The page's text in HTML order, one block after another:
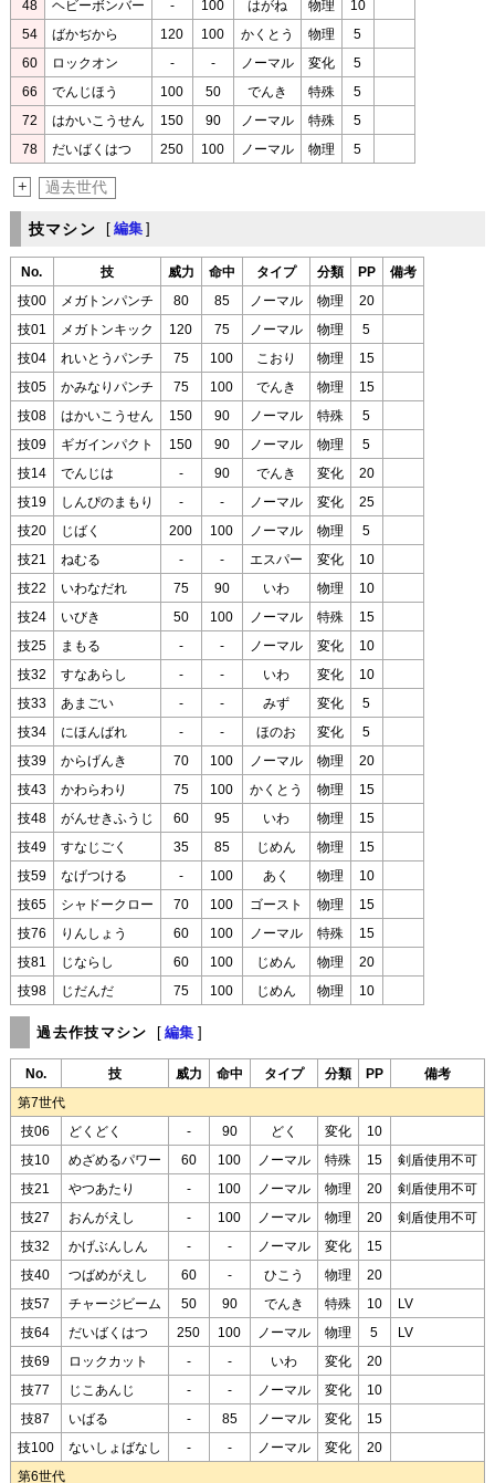
48 ヘビーボンバー - 100 はがね 物理 10
54 ばかぢから 120 100 かくとう 物理 5
60 ロックオン - - ノーマル 変化 5
66 でんじほう 100 50 でんき 特殊 5
72 はかいこうせん 150 90 ノーマル 特殊 5
78 だいばくはつ 250 100 ノーマル 物理 5
+ 過去世代
技マシン [ 編集 ]
No. 技 威力 命中 タイプ 分類 PP 備考
技00 メガトンパンチ 80 85 ノーマル 物理 20
技01 メガトンキック 120 75 ノーマル 物理 5
技04 れいとうパンチ 75 100 こおり 物理 15
技05 かみなりパンチ 75 100 でんき 物理 15
技08 はかいこうせん 150 90 ノーマル 特殊 5
技09 ギガインパクト 150 90 ノーマル 物理 5
技14 でんじは - 90 でんき 変化 20
技19 しんぴのまもり - - ノーマル 変化 25
技20 じばく 200 100 ノーマル 物理 5
技21 ねむる - - エスパー 変化 10
技22 いわなだれ 75 90 いわ 物理 10
技24 いびき 50 100 ノーマル 特殊 15
技25 まもる - - ノーマル 変化 10
技32 すなあらし - - いわ 変化 10
技33 あまごい - - みず 変化 5
技34 にほんばれ - - ほのお 変化 5
技39 からげんき 70 100 ノーマル 物理 20
技43 かわらわり 75 100 かくとう 物理 15
技48 がんせきふうじ 60 95 いわ 物理 15
技49 すなじごく 35 85 じめん 物理 15
技59 なげつける - 100 あく 物理 10
技65 シャドークロー 70 100 ゴースト 物理 15
技76 りんしょう 60 100 ノーマル 特殊 15
技81 じならし 60 100 じめん 物理 20
技98 じだんだ 75 100 じめん 物理 10
過去作技マシン [ 編集 ]
No. 技 威力 命中 タイプ 分類 PP 備考
第7世代
技06 どくどく - 90 どく 変化 10
技10 めざめるパワー 60 100 ノーマル 特殊 15 剣盾使用不可
技21 やつあたり - 100 ノーマル 物理 20 剣盾使用不可
技27 おんがえし - 100 ノーマル 物理 20 剣盾使用不可
技32 かげぶんしん - - ノーマル 変化 15
技40 つばめがえし 60 - ひこう 物理 20
技57 チャージビーム 50 90 でんき 特殊 10 LV
技64 だいばくはつ 250 100 ノーマル 物理 5 LV
技69 ロックカット - - いわ 変化 20
技77 じこあんじ - - ノーマル 変化 10
技87 いばる - 85 ノーマル 変化 15
技100 ないしょばなし - - ノーマル 変化 20
第6世代